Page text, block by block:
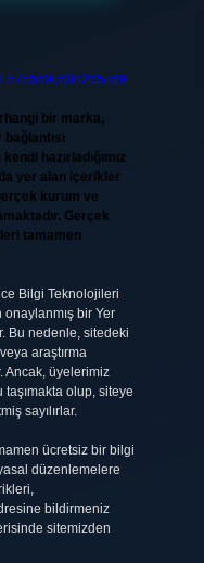
bir marka,
hazırladığımız
yer alan içerikler
kurum ve
Gerçek
tamamen
Bilgi Teknolojileri
bir Yer
Bu nedenle, sitedeki
araştırma
Ancak, üyelerimiz
olup, siteye
sayılırlar.
ücretsiz bir bilgi
düzenlemelere
bildirmeniz
sitemizden